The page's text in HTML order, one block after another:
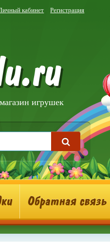
кабинет Регистрация
игрушек
Обратная связь